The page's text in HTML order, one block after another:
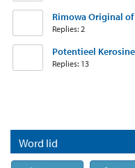
Rimowa Original
Replies: 2
Potentieel
Replies: 13
Word lid